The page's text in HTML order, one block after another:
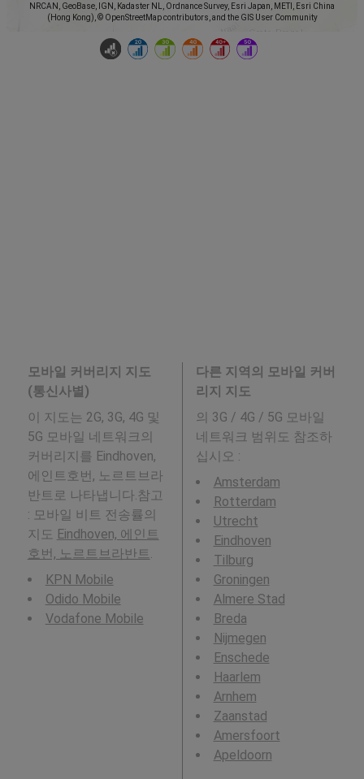
NRCAN, GeoBase, IGN, Kadaster NL, Ordnance Survey, Esri Japan, METI, Esri China
(Hong Kong), © OpenStreetMap contributors, and the GIS User Community
모바일 커버리지 지도
(통신사별)
이 지도는 2G, 3G, 4G 및
5G 모바일 네트워크의
커버리지를 Eindhoven,
에인트호번, 노르트브라
반트로 나타냅니다.참고
: 모바일 비트 전송률의
지도
Eindhoven, 에인트
호번, 노르트브라반트
KPN Mobile
Odido Mobile
Vodafone Mobile
다른 지역의 모바일 커버
리지 지도
의 3G / 4G / 5G 모바일
네트워크 범위도 참조하
십시오 :
Amsterdam
Rotterdam
Utrecht
Eindhoven
Tilburg
Groningen
Almere Stad
Breda
Nijmegen
Enschede
Haarlem
Arnhem
Zaanstad
Amersfoort
Apeldoorn